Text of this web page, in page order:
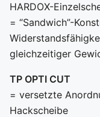
HARDOX-
= “Sandwich”-
gleichzeitiger
TP OPTI CUT
= versetzte
Hackscheibe